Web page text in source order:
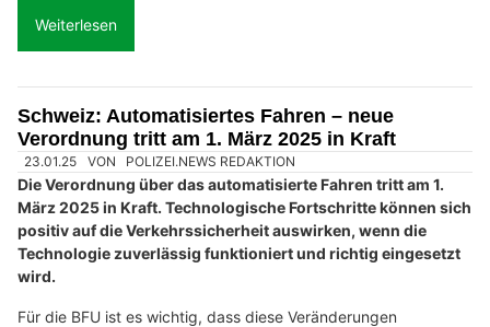
Weiterlesen
Schweiz: Automatisiertes Fahren – neue
Verordnung tritt am 1. März 2025 in Kraft
23.01.25 VON POLIZEI.NEWS REDAKTION
Die Verordnung über das automatisierte Fahren tritt am 1.
März 2025 in Kraft. Technologische Fortschritte können sich
positiv auf die Verkehrssicherheit auswirken, wenn die
Technologie zuverlässig funktioniert und richtig eingesetzt
wird.
Für die BFU ist es wichtig, dass diese Veränderungen